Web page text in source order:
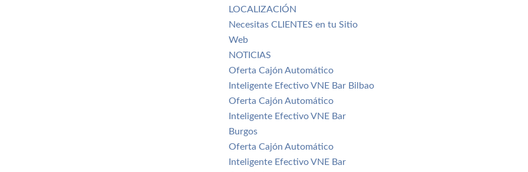
LOCALIZACIÓN
Necesitas CLIENTES en tu Sitio
Web
NOTICIAS
Oferta Cajón Automático
Inteligente Efectivo VNE Bar Bilbao
Oferta Cajón Automático
Inteligente Efectivo VNE Bar
Burgos
Oferta Cajón Automático
Inteligente Efectivo VNE Bar